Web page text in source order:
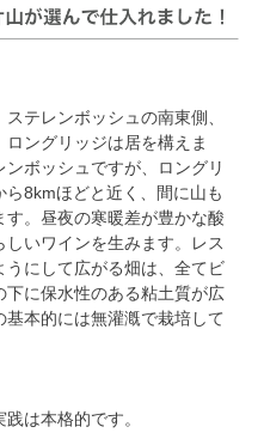
テレンボッシュの南東側、
ングリッジは居を構えま
ボッシュですが、ロングリ
8kmほどと近く、間に山も
。昼夜の寒暖差が豊かな酸
いワインを生みます。レス
うにして広がる畑は、全てビ
に保水性のある粘土質が広
本的には無灌漑で栽培して
は本格的です。